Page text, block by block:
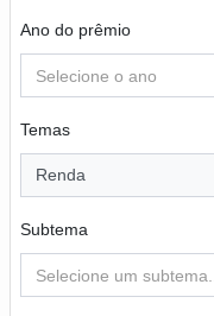
Ano do prêmio
Selecione o ano
Temas
Renda
Subtema
Selecione um subtema...